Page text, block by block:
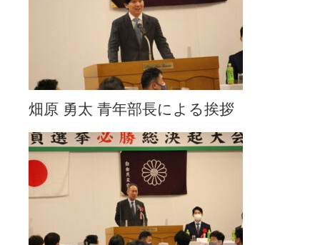
畑原 勇太 青年部長による挨拶